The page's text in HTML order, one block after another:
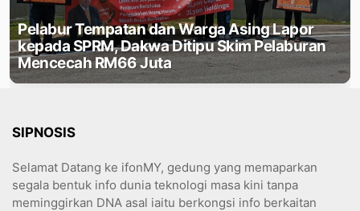
Pelabur Tempatan dan Warga Asing Lapor
kepada SPRM, Dakwa Ditipu Skim Pelaburan
Mencecah RM66 Juta
SIPNOSIS
Selamat Datang ke ifonMY, gedung yang memaparkan
segala bentuk info dunia teknologi masa kini tanpa
meminggirkan DNA asal iaitu berkongsi info berkaitan